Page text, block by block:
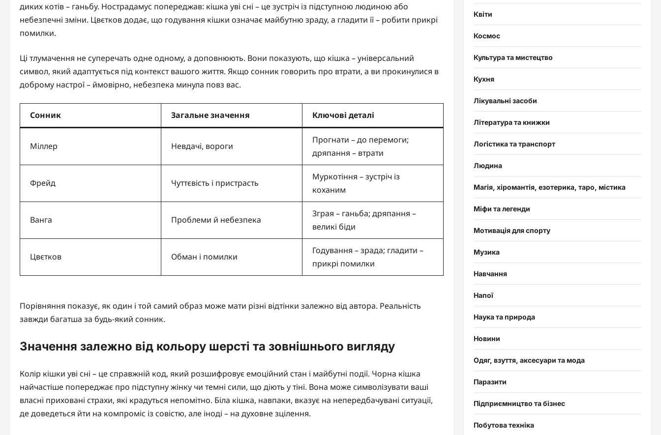
диких котів – ганьбу. Нострадамус попереджав: кішка уві сні – це зустріч із підступною людиною або
небезпечні зміни. Цвєтков додає, що годування кішки означає майбутню зраду, а гладити її – робити прикрі
помилки.
Ці тлумачення не суперечать одне одному, а доповнюють. Вони показують, що кішка – універсальний
символ, який адаптується під контекст вашого життя. Якщо сонник говорить про втрати, а ви прокинулися в
доброму настрої – ймовірно, небезпека минула повз вас.
Сонник Загальне значення Ключові деталі
Міллер Невдачі, вороги
Прогнати – до перемоги;
дряпання – втрати
Фрейд Чуттєвість і пристрасть
Муркотіння – зустріч із
коханим
Ванга Проблеми й небезпека
Зграя – ганьба; дряпання –
великі біди
Цвєтков Обман і помилки
Годування – зрада; гладити –
прикрі помилки
Порівняння показує, як один і той самий образ може мати різні відтінки залежно від автора. Реальність
завжди багатша за будь-який сонник.
Значення залежно від кольору шерсті та зовнішнього вигляду
Колір кішки уві сні – це справжній код, який розшифровує емоційний стан і майбутні події. Чорна кішка
найчастіше попереджає про підступну жінку чи темні сили, що діють у тіні. Вона може символізувати ваші
власні приховані страхи, які крадуться непомітно. Біла кішка, навпаки, вказує на непередбачувані ситуації,
де доведеться йти на компроміс із совістю, але іноді – на духовне зцілення.
Квіти
Космос
Культура та мистецтво
Кухня
Лікувальні засоби
Література та книжки
Логістика та транспорт
Людина
Магія, хіромантія, езотерика, таро, містика
Міфи та легенди
Мотивація для спорту
Музика
Навчання
Напої
Наука та природа
Новини
Одяг, взуття, аксесуари та мода
Паразити
Підприємництво та бізнес
Побутова техніка